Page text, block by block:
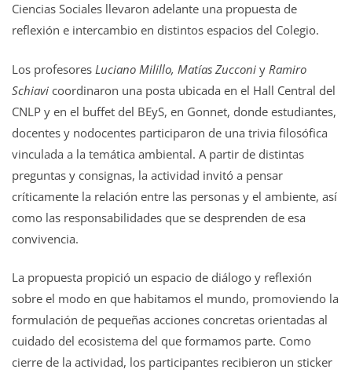
Ciencias Sociales llevaron adelante una propuesta de
reflexión e intercambio en distintos espacios del Colegio.
Los profesores Luciano Milillo, Matías Zucconi y Ramiro
Schiavi coordinaron una posta ubicada en el Hall Central del
CNLP y en el buffet del BEyS, en Gonnet, donde estudiantes,
docentes y nodocentes participaron de una trivia filosófica
vinculada a la temática ambiental. A partir de distintas
preguntas y consignas, la actividad invitó a pensar
críticamente la relación entre las personas y el ambiente, así
como las responsabilidades que se desprenden de esa
convivencia.
La propuesta propició un espacio de diálogo y reflexión
sobre el modo en que habitamos el mundo, promoviendo la
formulación de pequeñas acciones concretas orientadas al
cuidado del ecosistema del que formamos parte. Como
cierre de la actividad, los participantes recibieron un sticker